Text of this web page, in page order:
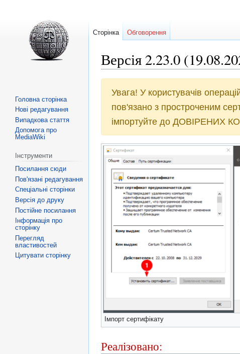
Версія 2.23.0
навігації
пошуку
Увага! У користувачів
пов'язано з простроченим
імпортуйте до ДОВІРЕНИХ
Імпорт сертифікату
Реалізовано:
Сторінка Обговорення
Головна сторінка
Нові редагування
Випадкова стаття
Допомога про
MediaWiki
Інструменти
Посилання сюди
Пов'язані редагування
Спеціальні сторінки
Версія до друку
Постійне посилання
Інформація про
сторінку
Перегляд
властивостей
Цитувати сторінку